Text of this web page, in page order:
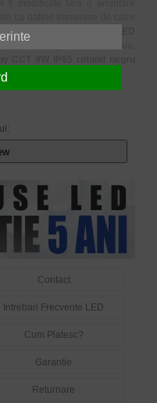
ai produsului
Contact
Intrebari Frecvente LED
Cum Platesc?
Garantie
Returnare